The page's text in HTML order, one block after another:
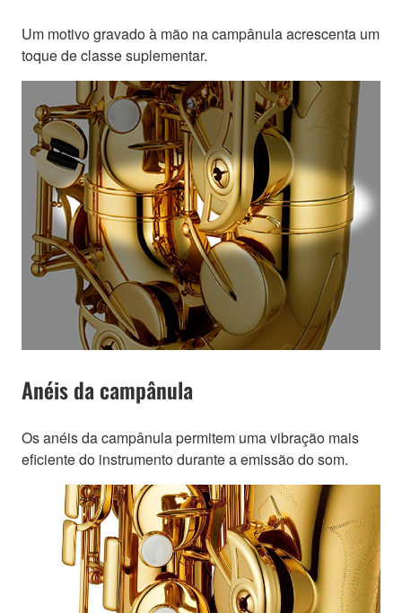
Um motivo gravado à mão na campânula acrescenta um
toque de classe suplementar.
Anéis da campânula
Os anéis da campânula permitem uma vibração mais
eficiente do instrumento durante a emissão do som.